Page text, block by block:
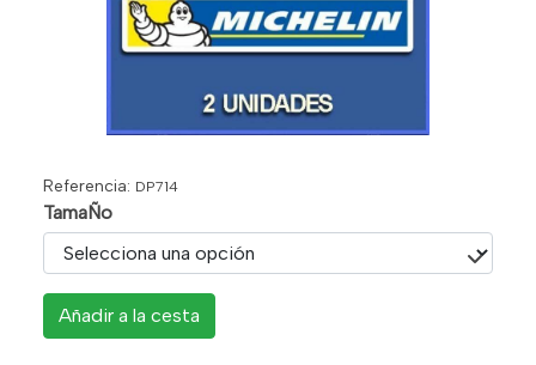
Referencia: DP714
TamaÑo
Añadir a la cesta